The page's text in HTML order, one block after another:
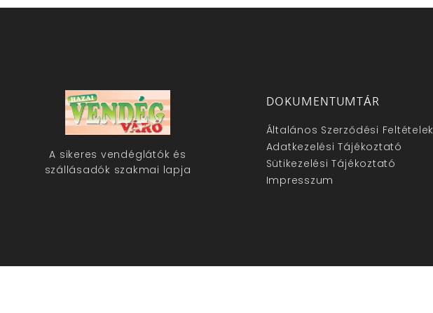
A sikeres vendéglátók és
szállásadók szakmai lapja
DOKUMENTUMTÁR
Általános Szerződési Feltételek
Adatkezelési Tájékoztató
Sütikezelési Tájékoztató
Impresszum